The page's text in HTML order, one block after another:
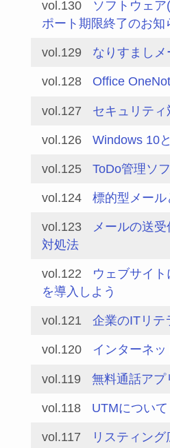
vol.130
ソフトウェ
ポート期限終了のお知
vol.129 なりすましメ
vol.128 Office
vol.127 セキュリティ
vol.126 Windows 10
vol.125 ToDo管理ソ
vol.124 標的型メール
vol.123
メールの送
対処法
vol.122
ウェブサイ
を導入しよう
vol.121 企業のITリテ
vol.120 インターネ
vol.119 無料通話アプ
vol.118 UTMについて
vol.117 リスティン